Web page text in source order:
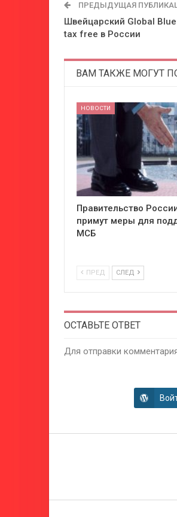
ПРЕДЫДУЩАЯ
Швейцарский Global
tax free в России
ВАМ ТАКЖЕ МОГУТ
НОВОСТИ
Правительство
примут меры для
МСБ
ПРЕД СЛЕД
ОСТАВЬТЕ ОТВЕТ
Для отправки